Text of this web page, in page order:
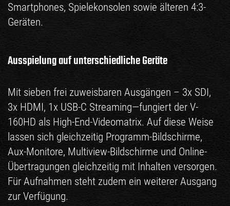
Smartphones, Spielekonsolen sowie älteren 4:3-
Geräten.
Ausspielung auf unterschiedliche Geräte
Mit sieben frei zuweisbaren Ausgängen – 3x SDI,
3x HDMI, 1x USB-C Streaming—fungiert der V-
160HD als High-End-Videomatrix. Auf diese Weise
lassen sich gleichzeitig Programm-Bildschirme,
Aux-Monitore, Multiview-Bildschirme und Online-
Übertragungen gleichzeitig mit Inhalten versorgen.
Für Aufnahmen steht zudem ein weiterer Ausgang
zur Verfügung.